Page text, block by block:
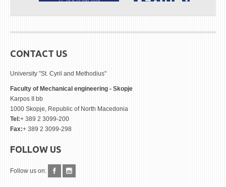
CONTACT US
University "St. Cyril and Methodius"
Faculty of Mechanical engineering - Skopje
Karpos II bb
1000 Skopje, Republic of North Macedonia
Tel:+ 389 2 3099-200
Fax:+ 389 2 3099-298
FOLLOW US
Follow us on: